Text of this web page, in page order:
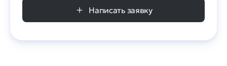
Написать заявку